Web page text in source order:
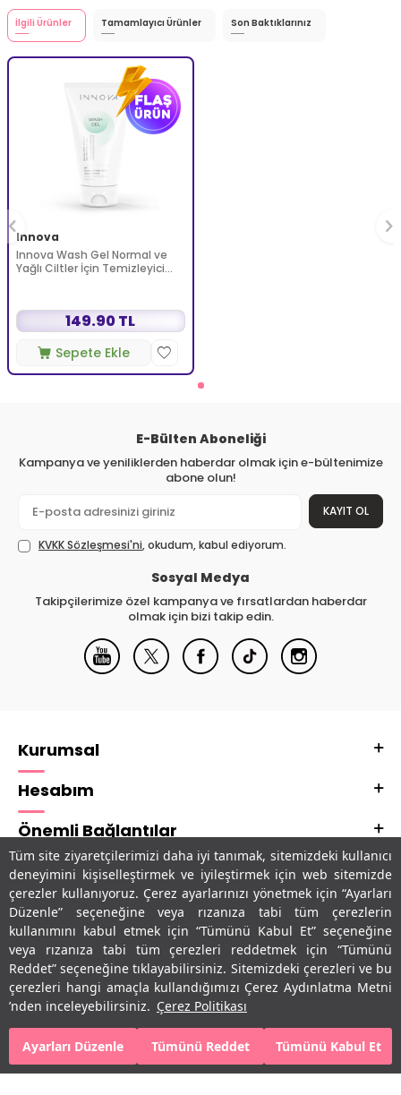
Tüm site ziyaretçilerimizi daha iyi tanımak, sitemizdeki kullanıcı
deneyimini kişiselleştirmek ve iyileştirmek için web sitemizde
çerezler kullanıyoruz. Çerez ayarlarınızı yönetmek için “Ayarları
Düzenle” seçeneğine veya rızanıza tabi tüm çerezlerin
kullanımını kabul etmek için “Tümünü Kabul Et” seçeneğine
veya rızanıza tabi tüm çerezleri reddetmek için “Tümünü
Reddet” seçeneğine tıklayabilirsiniz. Sitemizdeki çerezleri ve bu
çerezleri hangi amaçla kullandığımızı Çerez Aydınlatma Metni
’nden inceleyebilirsiniz. Çerez Politikası
Ayarları Düzenle Tümünü Reddet Tümünü Kabul Et
İlgili Ürünler Tamamlayıcı Ürünler Son Baktıklarınız
Innova
Innova Wash Gel Normal ve
Yağlı Ciltler İçin Temizleyici
149.90 TL
Sepete Ekle
E-Bülten Aboneliği
Kampanya ve yeniliklerden haberdar olmak için e-bültenimize
abone olun!
KAYIT OL
KVKK Sözleşmesi'ni, okudum, kabul ediyorum.
Sosyal Medya
Takipçilerimize özel kampanya ve fırsatlardan haberdar
olmak için bizi takip edin.
Kurumsal
Hesabım
Önemli Bağlantılar
Adres & İletişim
Uygulamalarımız